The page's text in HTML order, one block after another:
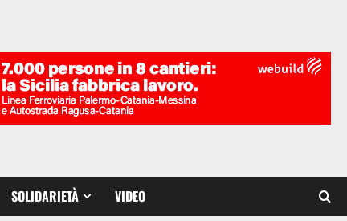
SOLIDARIETÀ VIDEO